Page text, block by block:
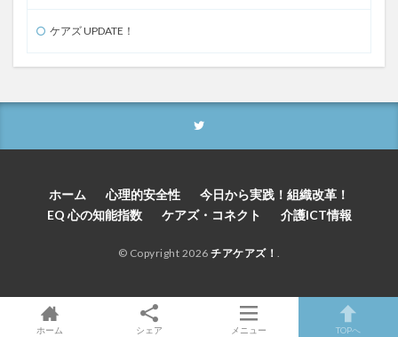
ケアズ UPDATE！
ホーム 心理的安全性
今日から実践！組織改革！
EQ 心の知能指数
ケアズ・コネクト 介護ICT情報
© Copyright 2026 チアケアズ！ .
ホーム シェア メニュー TOPへ